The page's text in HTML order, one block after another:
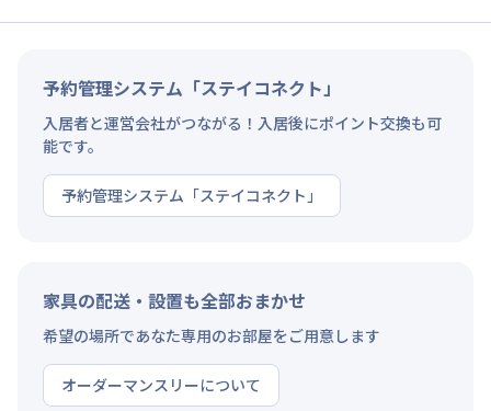
予約管理システム「ステイコネクト」
入居者と運営会社がつながる！入居後にポイント交換も可
能です。
予約管理システム「ステイコネクト」
家具の配送・設置も全部おまかせ
希望の場所であなた専用のお部屋をご用意します
オーダーマンスリーについて